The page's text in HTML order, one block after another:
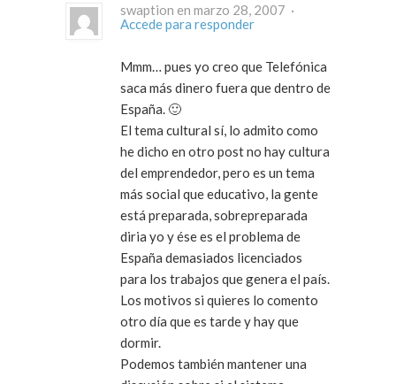
swaption en marzo 28, 2007 ·
Accede para responder
Mmm… pues yo creo que Telefónica
saca más dinero fuera que dentro de
España. 🙂
El tema cultural sí, lo admito como
he dicho en otro post no hay cultura
del emprendedor, pero es un tema
más social que educativo, la gente
está preparada, sobrepreparada
diria yo y ése es el problema de
España demasiados licenciados
para los trabajos que genera el país.
Los motivos si quieres lo comento
otro día que es tarde y hay que
dormir.
Podemos también mantener una